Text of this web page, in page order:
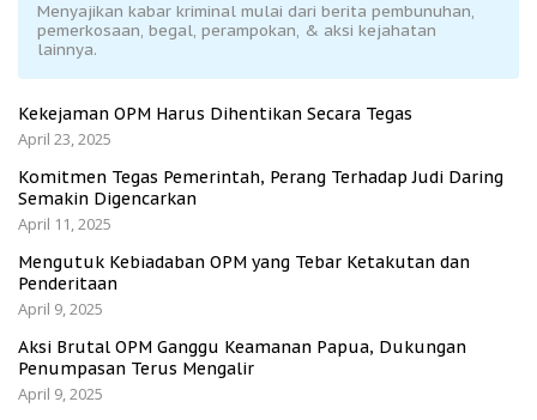
Menyajikan kabar kriminal mulai dari berita pembunuhan,
pemerkosaan, begal, perampokan, & aksi kejahatan
lainnya.
Kekejaman OPM Harus Dihentikan Secara Tegas
April 23, 2025
Komitmen Tegas Pemerintah, Perang Terhadap Judi Daring
Semakin Digencarkan
April 11, 2025
Mengutuk Kebiadaban OPM yang Tebar Ketakutan dan
Penderitaan
April 9, 2025
Aksi Brutal OPM Ganggu Keamanan Papua, Dukungan
Penumpasan Terus Mengalir
April 9, 2025